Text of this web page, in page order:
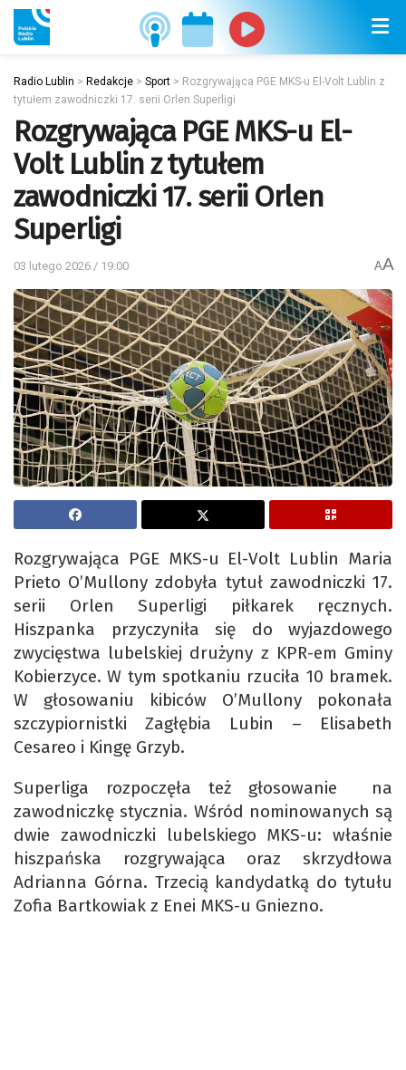
Radio Lublin > Redakcje > Sport > Rozgrywająca PGE MKS-u El-Volt Lublin z
tytułem zawodniczki 17. serii Orlen Superligi
Rozgrywająca PGE MKS-u El-
Volt Lublin z tytułem
zawodniczki 17. serii Orlen
Superligi
03 lutego 2026 / 19:00 AA
Rozgrywająca PGE MKS-u El-Volt Lublin Maria
Prieto O’Mullony zdobyła tytuł zawodniczki 17.
serii Orlen Superligi piłkarek ręcznych.
Hiszpanka przyczyniła się do wyjazdowego
zwycięstwa lubelskiej drużyny z KPR-em Gminy
Kobierzyce. W tym spotkaniu rzuciła 10 bramek.
W głosowaniu kibiców O’Mullony pokonała
szczypiornistki Zagłębia Lubin – Elisabeth
Cesareo i Kingę Grzyb.
Superliga rozpoczęła też głosowanie na
zawodniczkę stycznia. Wśród nominowanych są
dwie zawodniczki lubelskiego MKS-u: właśnie
hiszpańska rozgrywająca oraz skrzydłowa
Adrianna Górna. Trzecią kandydatką do tytułu
Zofia Bartkowiak z Enei MKS-u Gniezno.